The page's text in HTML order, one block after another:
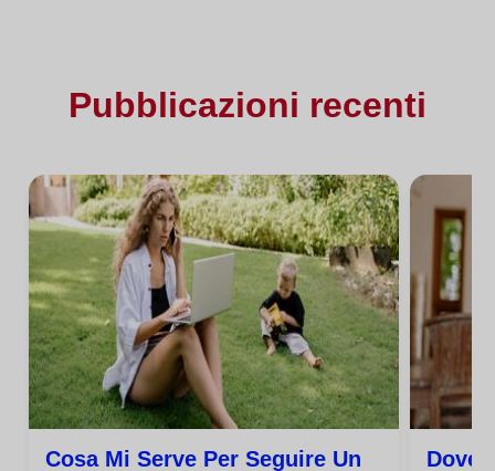
Pubblicazioni recenti
Cosa Mi Serve Per Seguire Un
Dove